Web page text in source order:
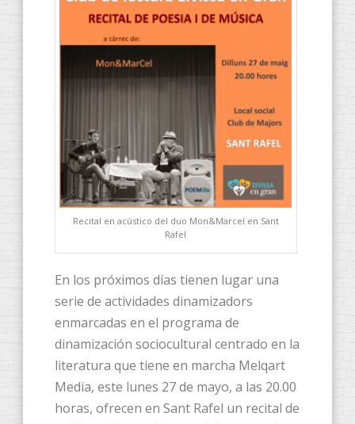
Recital en acústico del duo Mon&Marcel en Sant
Rafel
En los próximos días tienen lugar una
serie de actividades dinamizadors
enmarcadas en el programa de
dinamización sociocultural centrado en la
literatura que tiene en marcha Melqart
Media, este lunes 27 de mayo, a las 20.00
horas, ofrecen en Sant Rafel un recital de